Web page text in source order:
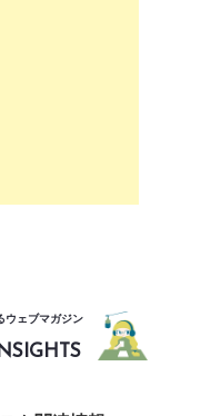
ウェブマガジン